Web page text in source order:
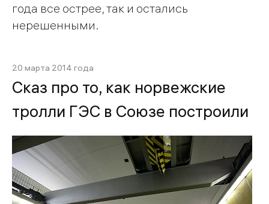
года все острее, так и остались
нерешенными.
20 марта 2014 года
Сказ про то, как норвежские
тролли ГЭС в Союзе построили